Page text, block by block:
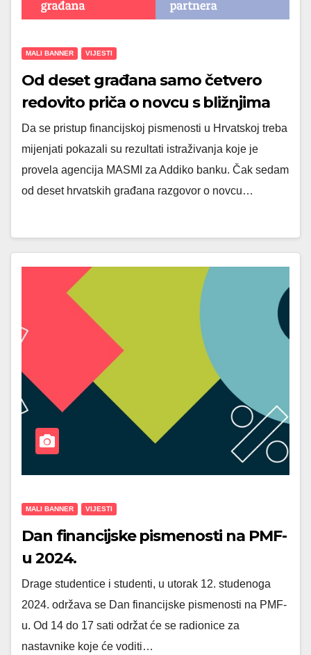
MALI BANNER VIJESTI
Od deset građana samo četvero
redovito priča o novcu s bližnjima
Da se pristup financijskoj pismenosti u Hrvatskoj treba
mijenjati pokazali su rezultati istraživanja koje je
provela agencija MASMI za Addiko banku. Čak sedam
od deset hrvatskih građana razgovor o novcu…
MALI BANNER VIJESTI
Dan financijske pismenosti na PMF-
u 2024.
Drage studentice i studenti, u utorak 12. studenoga
2024. održava se Dan financijske pismenosti na PMF-
u. Od 14 do 17 sati održat će se radionice za
nastavnike koje će voditi…